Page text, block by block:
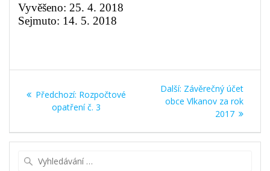
Vyvěšeno: 25. 4. 2018
Sejmuto: 14. 5. 2018
pro
příspěvek
Předchozí: Předchozí
příspěvek:
Rozpočtové
opatření č. 3
Další: Další
příspěvek:
Závěrečný účet
obce Vlkanov za rok
2017